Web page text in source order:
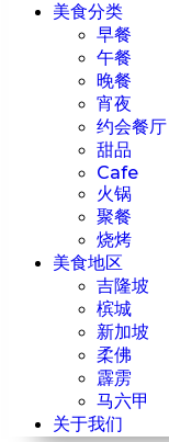
美食分类
早餐
午餐
晚餐
宵夜
约会餐厅
甜品
Cafe
火锅
聚餐
烧烤
美食地区
吉隆坡
槟城
新加坡
柔佛
霹雳
马六甲
关于我们